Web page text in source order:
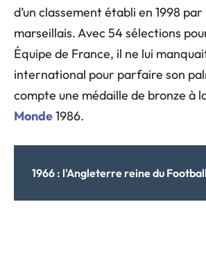
d’un classement établi en 1998
marseillais. Avec 54 sélections
Équipe de France, il ne lui
international pour parfaire son
compte une médaille de bronze à
Monde1986.
1966 : l'Angleterre reine du Football